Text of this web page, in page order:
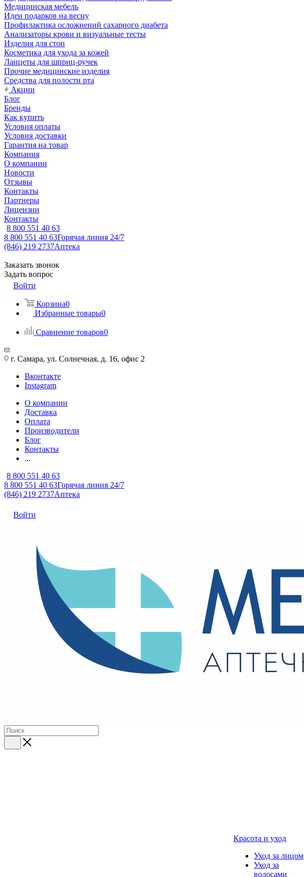
Медицинская мебель
Идеи подарков на весну
Профилактика осложнений сахарного диабета
Анализаторы крови и визуальные тесты
Изделия для стоп
Косметика для ухода за кожей
Ланцеты для шприц-ручек
Прочие медицинские изделия
Средства для полости рта
Акции
Блог
Бренды
Как купить
Условия оплаты
Условия доставки
Гарантия на товар
Компания
О компании
Новости
Отзывы
Контакты
Партнеры
Лицензии
Контакты
8 800 551 40 63
8 800 551 40 63Горячая линия 24/7
(846) 219 2737Аптека
Заказать звонок
Задать вопрос
Войти
Корзина0
Избранные товары0
Сравнение товаров0
г. Самара, ул. Солнечная, д. 16, офис 2
Вконтакте
Instagram
О компании
Доставка
Оплата
Производители
Блог
Контакты
...
8 800 551 40 63
8 800 551 40 63Горячая линия 24/7
(846) 219 2737Аптека
Войти
Красота и уход
Уход за лицом
Уход за
волосами